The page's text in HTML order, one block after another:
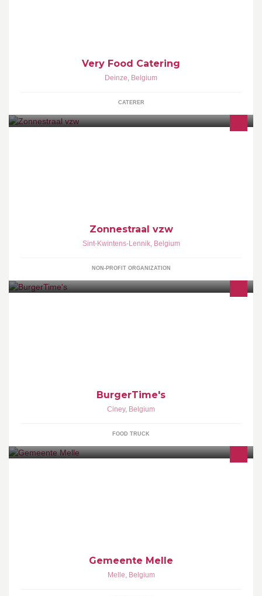
Very Food Catering
Deinze, Belgium
CATERER
Zonnestraal vzw
Sint-Kwintens-Lennik, Belgium
NON-PROFIT ORGANIZATION
BurgerTime's
Ciney, Belgium
FOOD TRUCK
Gemeente Melle
Melle, Belgium